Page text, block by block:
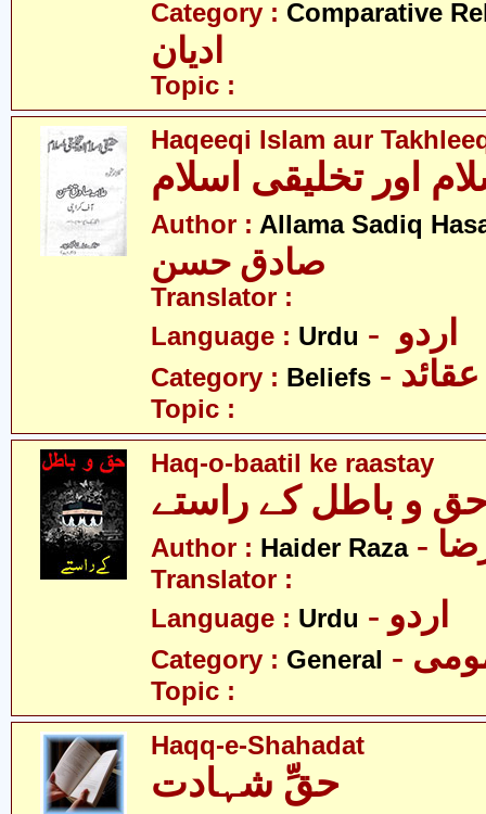
Category : Comparative
ادیان
Topic :
Haqeeqi Islam aur
اور تخلیقی اسلام
Author : Allama Sadiq
صادق حسن
Translator :
Language : Urdu
Category : Beliefs - عقائد
Topic :
Haq-o-baatil ke raastay
و باطل کے راستے
Author : Haider Raza
Translator :
Language : Urdu - اردو
Category : General
Topic :
Haqq-e-Shahadat
حقِّ شہادت